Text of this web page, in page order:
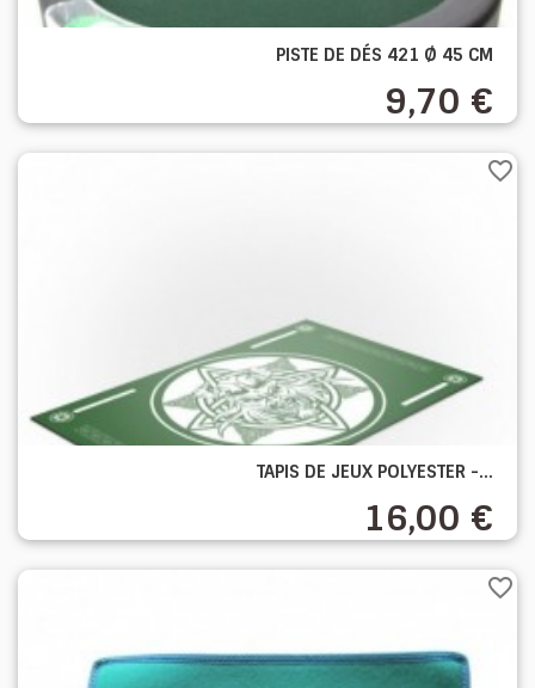
PISTE DE DÉS 421 Ø 45 CM
9,70 €
TAPIS DE JEUX POLYESTER -...
16,00 €
favorite_border
favorite_border